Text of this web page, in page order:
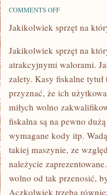
COMMENTS OFFON
SKLEP
KORZYSTAMY
WIELU
NARZĘDZI.
Jakikolwiek sprzęt na
Jakikolwiek sprzęt na
atrakcyjnymi walorami.
zalety. Kasy fiskalne
przyznać, że ich
miłych wolno
fiskalna są na pewno
wymagane kody itp.
takiej maszynie, ze
należycie
wolno od tak przenosić,
Aczkolwiek trzeba